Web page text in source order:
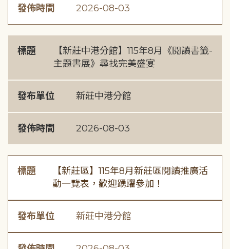
發佈時間 2026-08-03
標題
【新莊中港分館】115年8月《閱讀書籤-
主題書展》尋找完美盛宴
發布單位 新莊中港分館
發佈時間 2026-08-03
標題
【新莊區】115年8月新莊區閱讀推廣活
動一覽表，歡迎踴躍參加！
發布單位 新莊中港分館